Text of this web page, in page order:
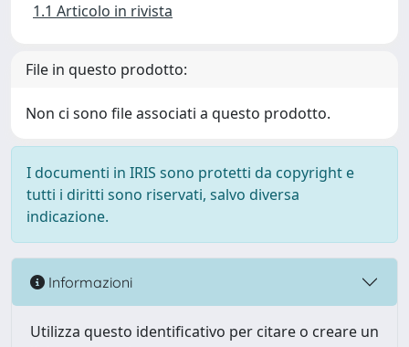
1.1 Articolo in rivista
File in questo prodotto:
Non ci sono file associati a questo prodotto.
I documenti in IRIS sono protetti da copyright e
tutti i diritti sono riservati, salvo diversa
indicazione.
Informazioni
Utilizza questo identificativo per citare o creare un